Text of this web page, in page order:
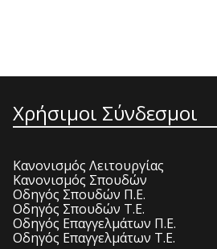
Χρήσιμοι Σύνδεσμοι
Κανονισμός Λειτουργίας
Κανονισμός Σπουδών
Οδηγός Σπουδών Π.Ε.
Οδηγός Σπουδών Τ.Ε.
Οδηγός Επαγγελμάτων Π.Ε.
Οδηγός Επαγγελμάτων Τ.Ε.